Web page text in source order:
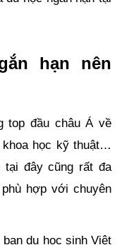
hạn nên
top đầu châu Á về
khoa học kỹ thuật…
đây cũng rất đa
hợp với chuyên
du học sinh Việt